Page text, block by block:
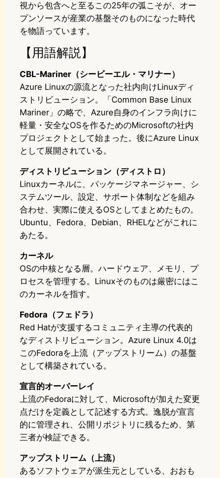
視から包含へと至るこの25年の弧こそが、オー
プンソースが産業の基盤そのものになった時代
を物語っています。
【用語解説】
CBL-Mariner（シービーエル・マリナー）
Azure Linuxの源流となった社内向けLinuxディ
ストリビューション。「Common Base Linux
Mariner」の略で、Azure自身のインフラ向けに
軽量・安全なOSを作るためのMicrosoftの社内
プロジェクトとして始まった。後にAzure Linux
として展開されている。
ディストリビューション（ディストロ）
Linuxカーネルに、パッケージマネージャー、シ
ステムツール、設定、サポート体制などを組み
合わせ、実際に使えるOSとしてまとめたもの。
Ubuntu、Fedora、Debian、RHELなどがこれに
あたる。
カーネル
OSの中核となる層。ハードウェア、メモリ、プ
ロセスを管理する。Linuxそのものは厳密にはこ
のカーネルを指す。
Fedora（フェドラ）
Red Hatが支援するコミュニティ主導の代表的
なディストリビューション。Azure Linux 4.0は
このFedoraを上流（アップストリーム）の基盤
として構築されている。
宣言的オーバーレイ
上流のFedoraに対して、Microsoftが加えた変更
点だけを定義として記述する方式。逸脱が宣言
的に管理され、公開リポジトリに残るため、第
三者が検証できる。
アップストリーム（上流）
あるソフトウェアが派生元としている、おおも